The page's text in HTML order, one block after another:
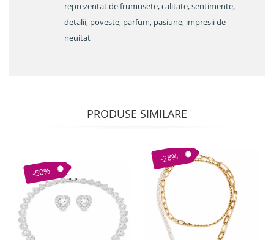
reprezentat de frumusețe, calitate, sentimente,
detalii, poveste, parfum, pasiune, impresii de
neuitat
PRODUSE SIMILARE
-50%
-28%